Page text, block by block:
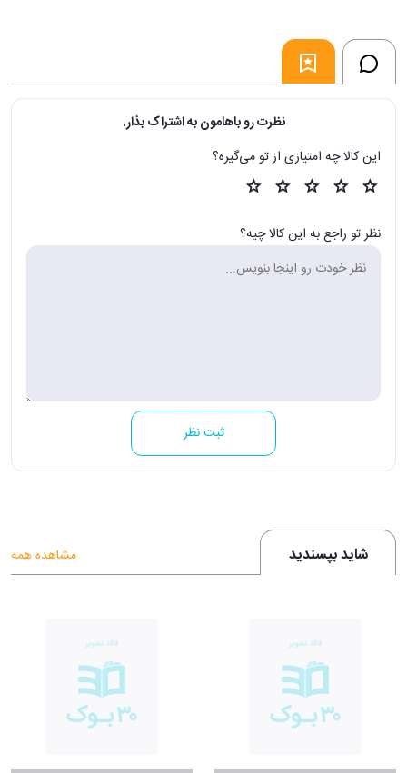
نظرت رو باهامون به اشتراک بذار.
این کالا چه امتیازی از تو می‌گیره؟
نظر تو راجع به این کالا چیه؟
ثبت نظر
شاید بپسندید مشاهده همه